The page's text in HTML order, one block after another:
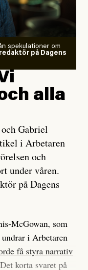
spekulationer om
på Dagens
alla
Gabriel
i Arbetaren
och
under våren.
på Dagens
McGowan, som
i Arbetaren
få styra narrativ
korta svaret på